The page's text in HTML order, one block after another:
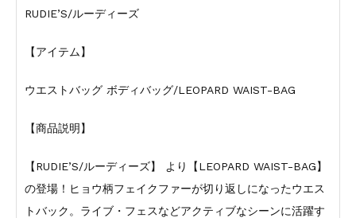
RUDIE’S/ルーディーズ
【アイテム】
ウエストバッグ ボディバッグ/LEOPARD WAIST-BAG
【商品説明】
【RUDIE’S/ルーディーズ】 より【LEOPARD WAIST-BAG】
の登場！ヒョウ柄フェイクファーが切り返しになったウエス
トバック。ライブ・フェスなどアクティブなシーンに活躍す